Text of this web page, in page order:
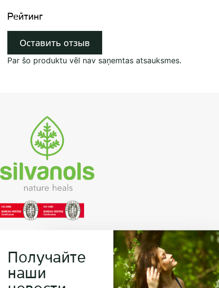
Рейтинг
Оставить отзыв
Par šo produktu vēl nav saņemtas atsauksmes.
Получайте
наши